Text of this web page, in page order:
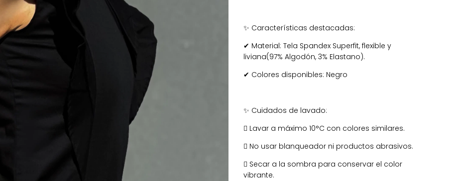
✨ Características destacadas:
✔ Material: Tela Spandex Superfit, flexible y
liviana(97% Algodón, 3% Elastano).
✔ Colores disponibles: Negro
✨ Cuidados de lavado:
 Lavar a máximo 10°C con colores similares.
 No usar blanqueador ni productos abrasivos.
 Secar a la sombra para conservar el color
vibrante.